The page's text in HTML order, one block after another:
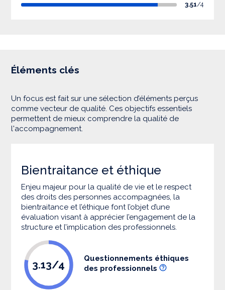
3.51/4
Éléments clés
Un focus est fait sur une sélection d’éléments perçus
comme vecteur de qualité. Ces objectifs essentiels
permettent de mieux comprendre la qualité de
l'accompagnement.
Bientraitance et éthique
Enjeu majeur pour la qualité de vie et le respect
des droits des personnes accompagnées, la
bientraitance et l’éthique font l’objet d’une
évaluation visant à apprécier l’engagement de la
structure et l’implication des professionnels.
3.13/4
Questionnements éthiques
des professionnels